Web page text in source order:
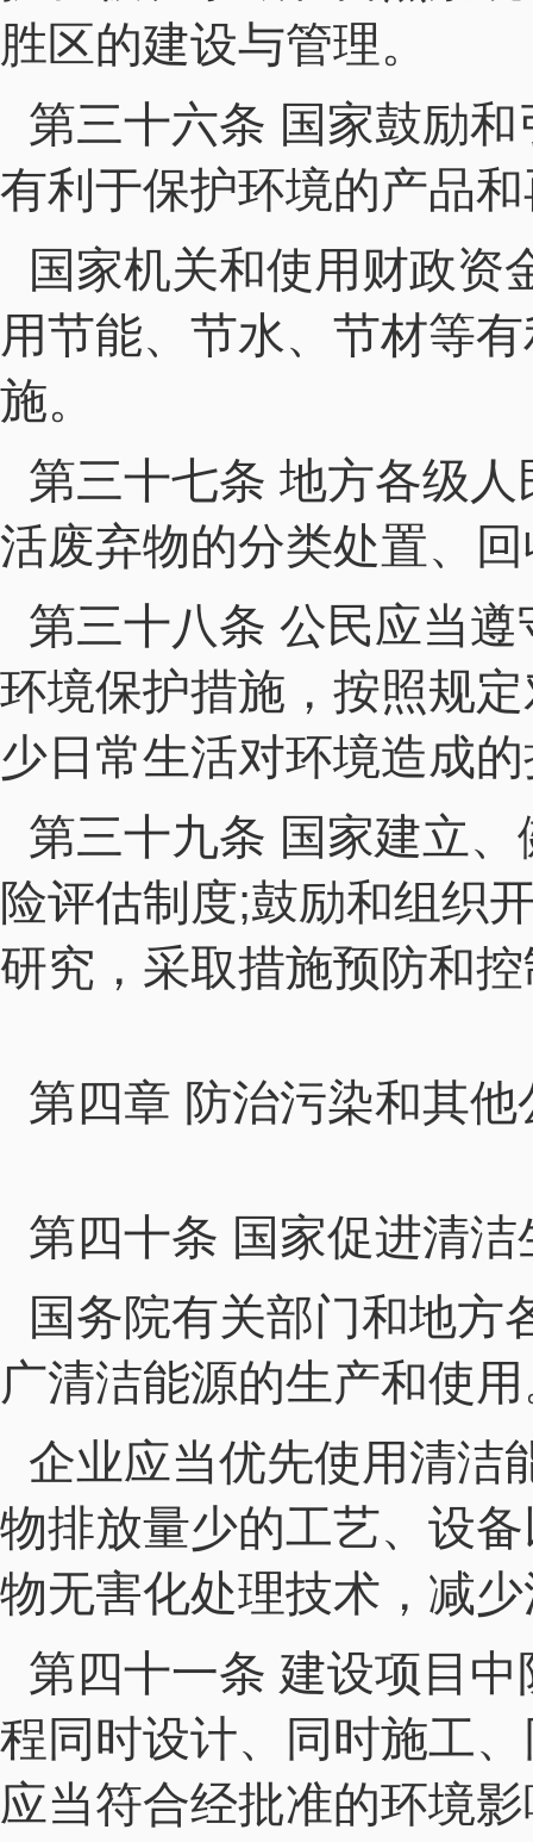
胜区的建设与管理。
第三十六条 国家鼓励
有利于保护环境的产品
国家机关和使用财政资
用节能、节水、节材等
施。
第三十七条 地方各级
活废弃物的分类处置、
第三十八条 公民应当
环境保护措施，按照规
少日常生活对环境造成
第三十九条 国家建立
险评估制度;鼓励和组织
研究，采取措施预防和
第四章 防治污染和其他
第四十条 国家促进清
国务院有关部门和地方
广清洁能源的生产和使
企业应当优先使用清洁
物排放量少的工艺、设
物无害化处理技术，减
第四十一条 建设项目
程同时设计、同时施工
应当符合经批准的环境